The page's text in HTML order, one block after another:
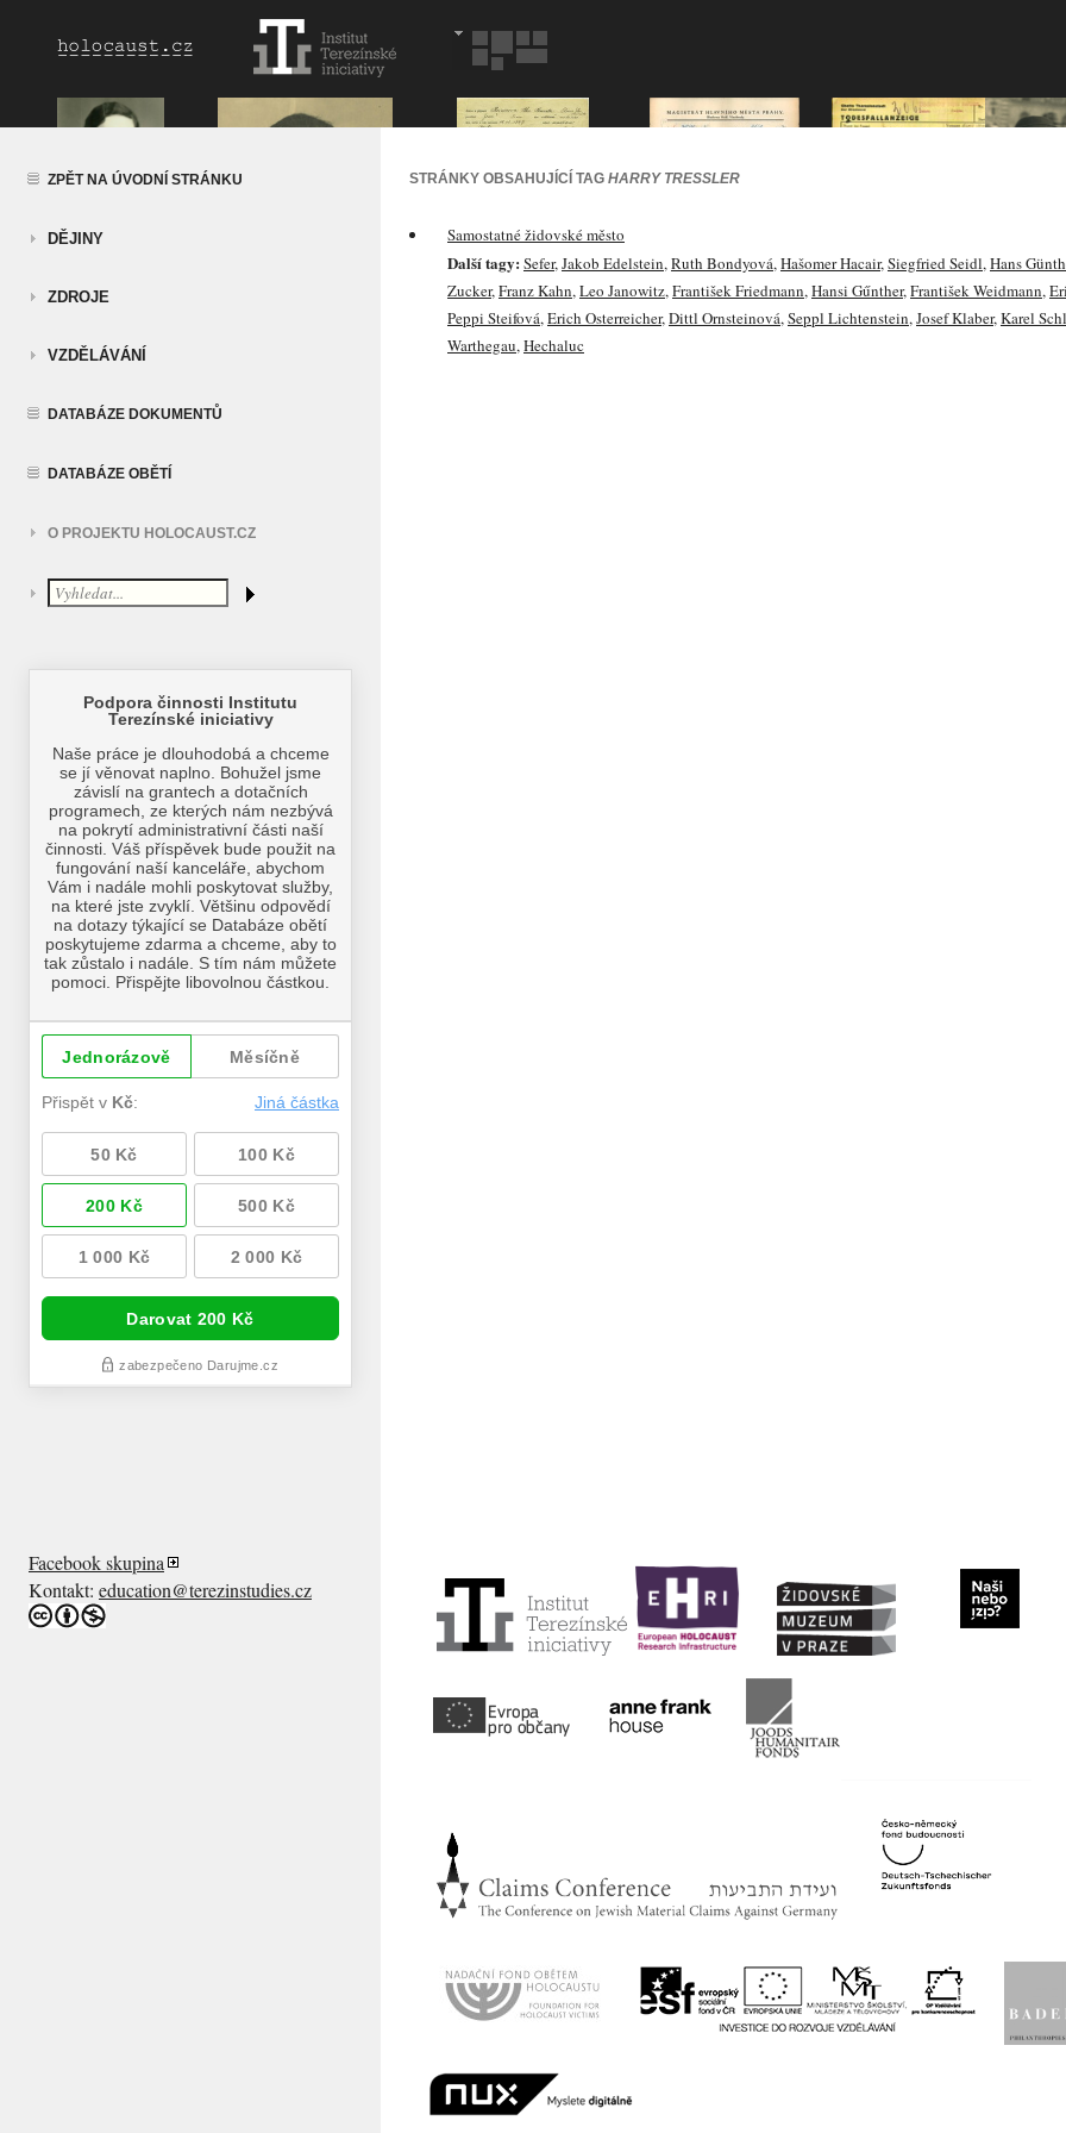
ZPĚT NA ÚVODNÍ STRÁNKU
DĚJINY
ZDROJE
VZDĚLÁVÁNÍ
DATABÁZE DOKUMENTŮ
DATABÁZE OBĚTÍ
O PROJEKTU HOLOCAUST.CZ
STRÁNKY OBSAHUJÍCÍ TAG HARRY TRESSLER
Samostatné židovské město
Další tagy: Sefer,Jakob Edelstein,Ruth Bondyová,Hašomer Hacair,Siegfried Seidl,Hans
Zucker,Franz Kahn,Leo Janowitz,František Friedmann,Hansi Gűnther,František Weidmann,
Peppi Steifová,Erich Osterreicher,Dittl Ornsteinová,Seppl Lichtenstein,Josef Klaber,Karel
Warthegau,Hechaluc
Facebook skupina
Kontakt: education@terezinstudies.cz